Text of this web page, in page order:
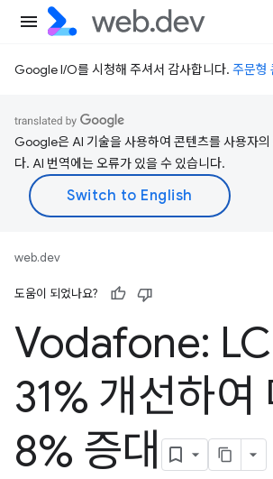
Google I/O를 시청해 주셔서 감사합니다. 주문형
Google은 AI 기술을 사용하여 콘텐츠를 사용자의
다. AI 번역에는 오류가 있을 수 있습니다.
web.dev
도움이 되었나요?
Vodafone:
31% 개선하여
8% 증대